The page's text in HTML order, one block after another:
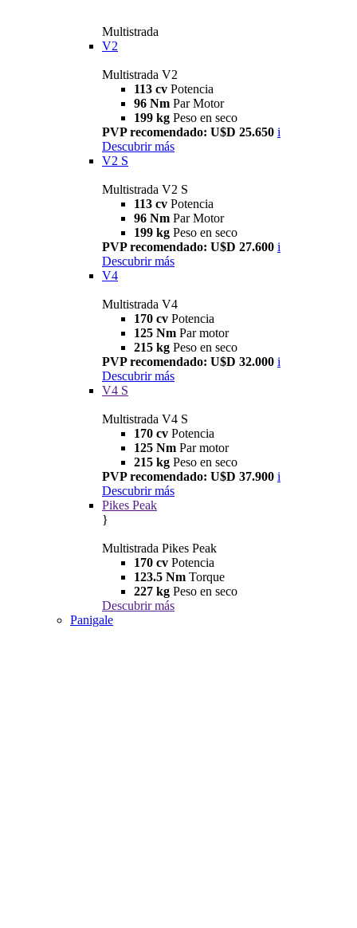
Multistrada
V2
Multistrada V2
113 cv Potencia
96 Nm Par Motor
199 kg Peso en seco
PVP recomendado: U$D 25.650 i
Descubrir más
V2 S
Multistrada V2 S
113 cv Potencia
96 Nm Par Motor
199 kg Peso en seco
PVP recomendado: U$D 27.600 i
Descubrir más
V4
Multistrada V4
170 cv Potencia
125 Nm Par motor
215 kg Peso en seco
PVP recomendado: U$D 32.000 i
Descubrir más
V4 S
Multistrada V4 S
170 cv Potencia
125 Nm Par motor
215 kg Peso en seco
PVP recomendado: U$D 37.900 i
Descubrir más
Pikes Peak
}
Multistrada Pikes Peak
170 cv Potencia
123.5 Nm Torque
227 kg Peso en seco
Descubrir más
Panigale